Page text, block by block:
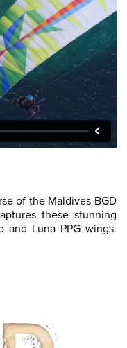
of the Maldives BGD
these stunning
and Luna PPG wings.